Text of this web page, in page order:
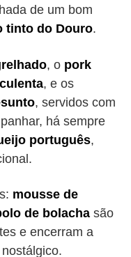
de um bom
tinto do Douro.
, o pork
, e os
, servidos com
há sempre
português,
mousse de
de bolacha são
e encerram a